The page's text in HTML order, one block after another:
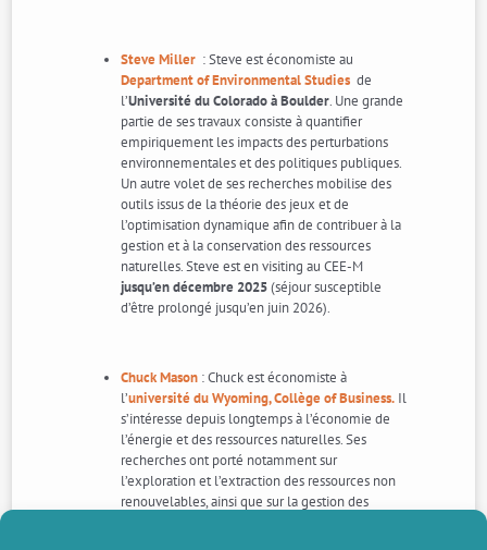
Steve Miller : Steve est économiste au
Department of Environmental Studies de
l’Université du Colorado à Boulder. Une grande
partie de ses travaux consiste à quantifier
empiriquement les impacts des perturbations
environnementales et des politiques publiques.
Un autre volet de ses recherches mobilise des
outils issus de la théorie des jeux et de
l’optimisation dynamique afin de contribuer à la
gestion et à la conservation des ressources
naturelles. Steve est en visiting au CEE-M
jusqu’en décembre 2025(séjour susceptible
d’être prolongé jusqu’en juin 2026).
Chuck Mason : Chuck est économiste à
l’université du Wyoming, Collège of Business. Il
s’intéresse depuis longtemps à l’économie de
l’énergie et des ressources naturelles. Ses
recherches ont porté notamment sur
l’exploration et l’extraction des ressources non
renouvelables, ainsi que sur la gestion des